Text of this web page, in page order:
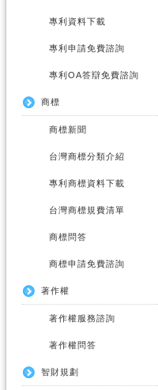
專利資料下載
專利申請免費諮詢
專利OA答辯免費諮詢
商標
商標新聞
台灣商標分類介紹
專利商標資料下載
台灣商標規費清單
商標問答
商標申請免費諮詢
著作權
著作權服務諮詢
著作權問答
智財規劃